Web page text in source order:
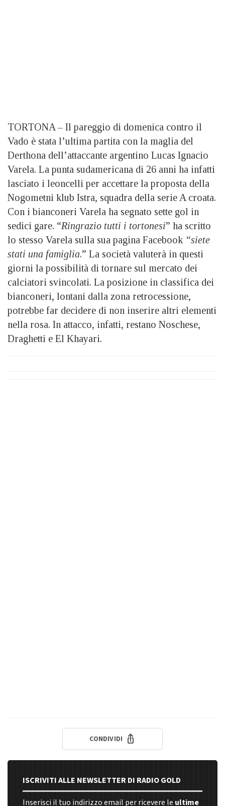
TORTONA – Il pareggio di domenica contro il
Vado è stata l’ultima partita con la maglia del
Derthona dell’attaccante argentino Lucas Ignacio
Varela. La punta sudamericana di 26 anni ha infatti
lasciato i leoncelli per accettare la proposta della
Nogometni klub Istra, squadra della serie A croata.
Con i bianconeri Varela ha segnato sette gol in
sedici gare. “Ringrazio tutti i tortonesi” ha scritto
lo stesso Varela sulla sua pagina Facebook “siete
stati una famiglia.” La società valuterà in questi
giorni la possibilità di tornare sul mercato dei
calciatori svincolati. La posizione in classifica dei
bianconeri, lontani dalla zona retrocessione,
potrebbe far decidere di non inserire altri elementi
nella rosa. In attacco, infatti, restano Noschese,
Draghetti e El Khayari.
CONDIVIDI
ISCRIVITI ALLE NEWSLETTER DI RADIO GOLD
Inserisci il tuo indirizzo email per ricevere le ultime